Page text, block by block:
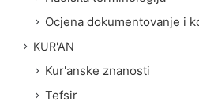
Ocjena dokumentovanje i
KUR'AN
Kur'anske znanosti
Tefsir